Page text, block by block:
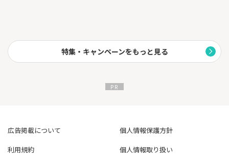
特集・キャンペーンをもっと見る
広告掲載について
個人情報保護方針
利用規約
個人情報取り扱い